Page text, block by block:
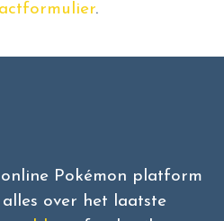
.
Pokémon platform
over het laatste